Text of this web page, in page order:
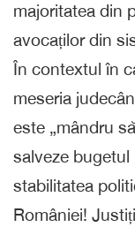
majoritatea din
avocaților din
În contextul în
meseria
este „mândru
salveze bugetul
stabilitatea
României!